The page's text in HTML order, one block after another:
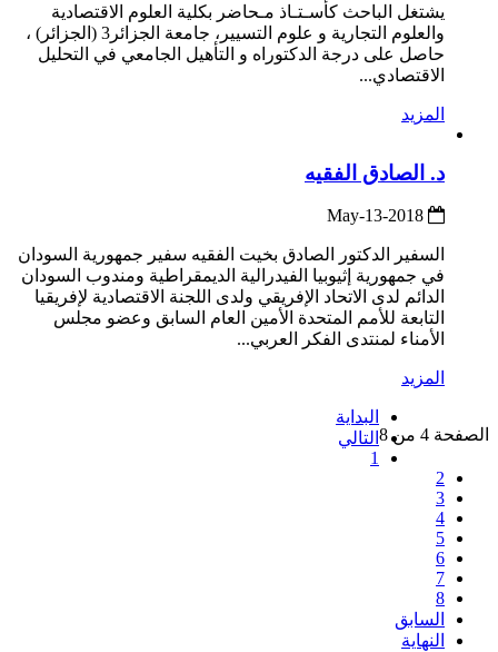
يشتغل الباحث كأسـتـاذ مـحاضر بكلية العلوم الاقتصادية
والعلوم التجارية و علوم التسيير، جامعة الجزائر3 (الجزائر) ،
حاصل على درجة الدكتوراه و التأهيل الجامعي في التحليل
الاقتصادي...
المزيد
د. الصادق الفقيه
السفير الدكتور الصادق بخيت الفقيه سفير جمهورية السودان
في جمهورية إثيوبيا الفيدرالية الديمقراطية ومندوب السودان
الدائم لدى الاتحاد الإفريقي ولدى اللجنة الاقتصادية لإفريقيا
التابعة للأمم المتحدة الأمين العام السابق وعضو مجلس
الأمناء لمنتدى الفكر العربي...
المزيد
الصفحة 4 من 8
البداية
التالي
1
2
3
4
5
6
7
8
السابق
النهاية